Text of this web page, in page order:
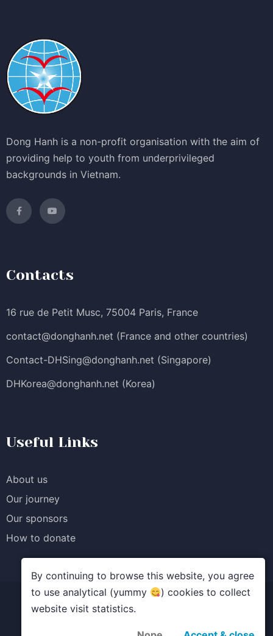
Dong Hanh is a non-profit organisation with the aim of
providing help to youth from underprivileged
backgrounds in Vietnam.
Contacts
16 rue de Petit Musc, 75004 Paris, France
contact@donghanh.net (France and other countries)
Contact-DHSing@donghanh.net (Singapore)
DHKorea@donghanh.net (Korea)
Useful Links
About us
Our journey
Our sponsors
How to donate
© Quỹ học bổng Đồng Hành. All rights reserved.
By continuing to browse this website, you agree
to use analytical (yummy
) cookies to collect
website visit statistics.